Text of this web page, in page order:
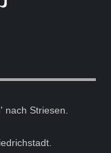
nach Striesen.